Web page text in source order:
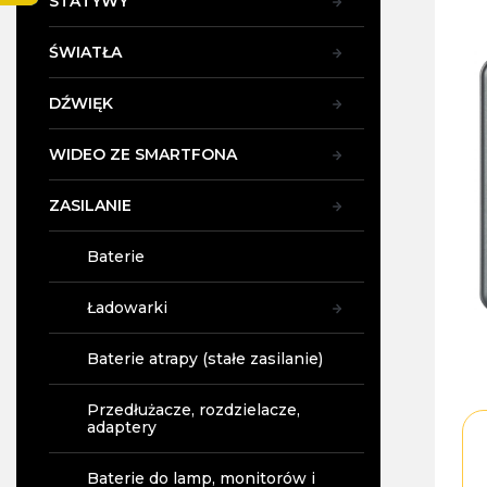
ŚWIATŁA
DŹWIĘK
WIDEO ZE SMARTFONA
ZASILANIE
Baterie
Ładowarki
Baterie atrapy (stałe zasilanie)
Przedłużacze, rozdzielacze,
adaptery
Baterie do lamp, monitorów i